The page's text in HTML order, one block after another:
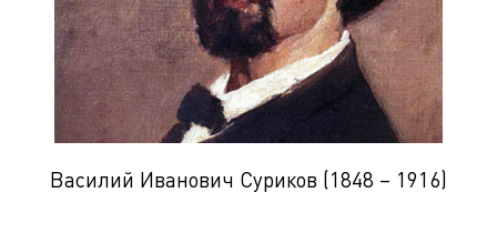
Василий Иванович Суриков (1848 – 1916)